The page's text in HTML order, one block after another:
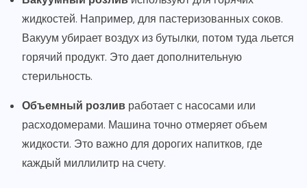
жидкостей. Например, для пастеризованных соков.
Вакуум убирает воздух из бутылки, потом туда льется
горячий продукт. Это дает дополнительную
стерильность.
Объемный розлив работает с насосами или
расходомерами. Машина точно отмеряет объем
жидкости. Это важно для дорогих напитков, где
каждый миллилитр на счету.